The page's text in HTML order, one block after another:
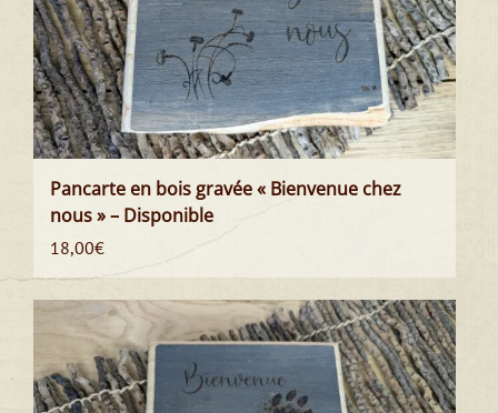
Pancarte en bois gravée « Bienvenue chez
nous » – Disponible
18,00€